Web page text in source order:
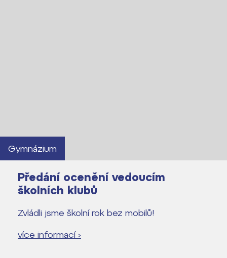
Gymnázium
Předání ocenění vedoucím
školních klubů
Zvládli jsme školní rok bez mobilů!
více informací ›